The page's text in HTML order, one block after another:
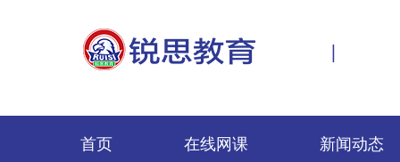
|
首页 在线网课 新闻动态